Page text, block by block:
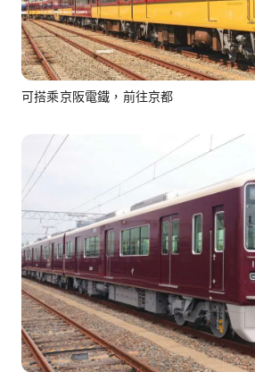
可搭乘京阪電鐵，前往京都